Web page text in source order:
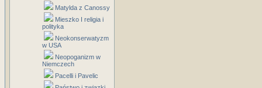
Matylda z Canossy
Mieszko I religia i
polityka
Neokonserwatyzm
w USA
Neopoganizm w
Niemczech
Pacelli i Pavelic